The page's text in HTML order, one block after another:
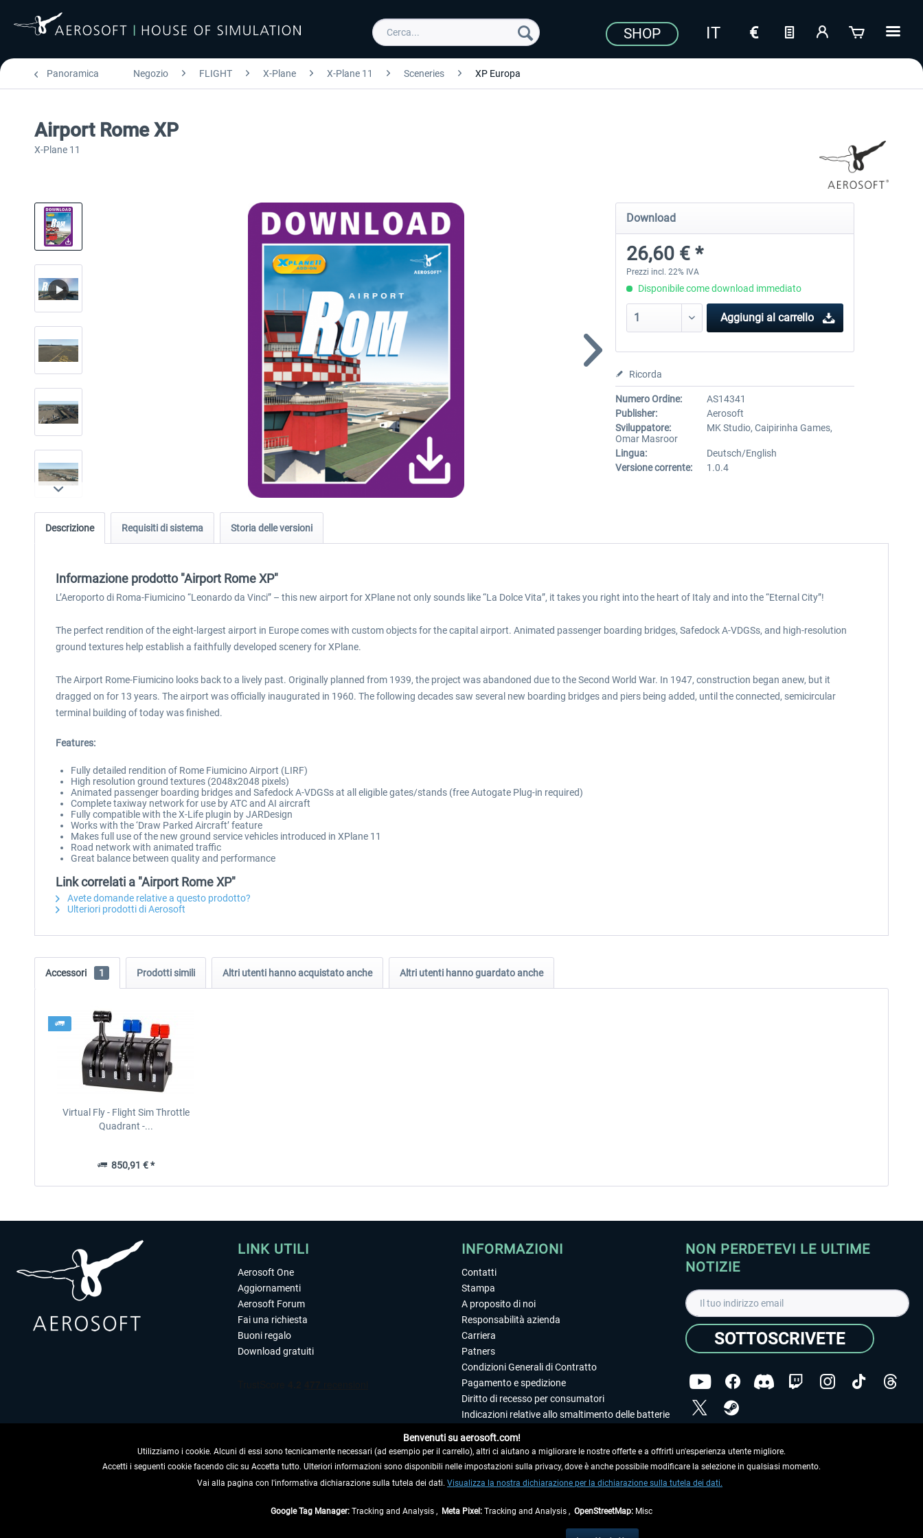
SHOP
Panoramica Negozio FLIGHT X-Plane X-Plane 11 Sceneries XP Europa
Airport Rome XP
X-Plane 11
Download
26,60 € *
Prezzi incl. 22% IVA
Disponibile come download immediato
Aggiungi al carrello
Ricorda
Numero Ordine:
AS14341
Publisher:
Aerosoft
Sviluppatore:
MK Studio, Caipirinha Games,
Omar Masroor
Lingua:
Deutsch/English
Versione corrente:
1.0.4
Descrizione Requisiti di sistema Storia delle versioni
Informazione prodotto "Airport Rome XP"
L’Aeroporto di Roma-Fiumicino “Leonardo da Vinci” – this new airport for XPlane not only sounds like “La Dolce Vita”, it takes you right into the heart of Italy and into the “Eternal City”!
The perfect rendition of the eight-largest airport in Europe comes with custom objects for the capital airport. Animated passenger boarding bridges, Safedock A-VDGSs, and high-resolution
ground textures help establish a faithfully developed scenery for XPlane.
The Airport Rome-Fiumicino looks back to a lively past. Originally planned from 1939, the project was abandoned due to the Second World War. In 1947, construction began anew, but it
dragged on for 13 years. The airport was officially inaugurated in 1960. The following decades saw several new boarding bridges and piers being added, until the connected, semicircular
terminal building of today was finished.
Features:
Fully detailed rendition of Rome Fiumicino Airport (LIRF)
High resolution ground textures (2048x2048 pixels)
Animated passenger boarding bridges and Safedock A-VDGSs at all eligible gates/stands (free Autogate Plug-in required)
Complete taxiway network for use by ATC and AI aircraft
Fully compatible with the X-Life plugin by JARDesign
Works with the ‘Draw Parked Aircraft’ feature
Makes full use of the new ground service vehicles introduced in XPlane 11
Road network with animated traffic
Great balance between quality and performance
Link correlati a "Airport Rome XP"
Avete domande relative a questo prodotto?
Ulteriori prodotti di Aerosoft
Accessori 1 Prodotti simili Altri utenti hanno acquistato anche Altri utenti hanno guardato anche
Virtual Fly - Flight Sim Throttle
Quadrant -...
850,91 € *
LINK UTILI
Aerosoft One
Aggiornamenti
Aerosoft Forum
Fai una richiesta
Buoni regalo
Download gratuiti
RECEDERE DAL CONTRATTO
INFORMAZIONI
Contatti
Stampa
A proposito di noi
Responsabilità azienda
Carriera
Patners
Condizioni Generali di Contratto
Pagamento e spedizione
Diritto di recesso per consumatori
Indicazioni relative allo smaltimento delle batterie
Editoriale
NON PERDETEVI LE ULTIME
NOTIZIE
SOTTOSCRIVETE
dei dati.
Copyright © Aerosoft GmbH. Tutti i diritti riservati.
ed eventualmente le spese di spedizione, se non diversamente descritto.
Benvenuti su aerosoft.com!
Utilizziamo i cookie. Alcuni di essi sono tecnicamente necessari (ad esempio per il carrello), altri ci aiutano a migliorare le nostre offerte e a offrirti un'esperienza utente migliore.
Accetti i seguenti cookie facendo clic su Accetta tutto. Ulteriori informazioni sono disponibili nelle impostazioni sulla privacy, dove è anche possibile modificare la selezione in qualsiasi momento.
Vai alla pagina con l'informativa dichiarazione sulla tutela dei dati. Visualizza la nostra dichiarazione per la dichiarazione sulla tutela dei dati.
Google Tag Manager: Tracking and Analysis , Meta Pixel: Tracking and Analysis , OpenStreetMap: Misc